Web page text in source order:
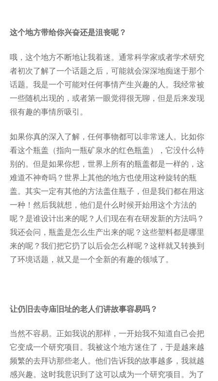
这个地方带给你兴奋还是沮丧呢？
哦，这个地方不断地让我着迷。通常科学家或者学术研究
者初次了解了一个话题之后，可能就会深深地痴迷于那个
话题。我是一个可能对任何事情产生兴趣的人。我经常被
一些随机出现的，或者第一眼觉得很无聊，但是后来发现
很有趣的事情所吸引。
如果你真的深入了解，任何事物都可以非常迷人。比如你
看这个瓶盖（指向一瓶矿泉水的红色瓶盖），它没什么特
别的。但是如果你想，世界上所有的瓶盖都是一样的，这
难道不神奇吗？世界上其他的地方也使用这种旋转的瓶
盖。其实一定有其他的方法盖住瓶子，但是我们都在用这
一种！然后我就想，他们是什么时候开始用这个方法的
呢？是谁设计出来的呢？人们现在有在研发新的方法吗？
我还会问，瓶盖是怎么生产出来的呢？这些塑料都是哪里
来的呢？我们把它扔了以后会怎么样呢？这样就又转换到
了环境话题，就又是一个全新的有趣的领域了。
让仍旧去寺庙旧址的老人们讲故事容易吗？
当然不容易。正如我说的那样，一开始我不知道自己会把
它变成一个研究项目。我被这个地方迷住了，于是越来越
频繁的去拜访那些老人。他们告诉我的故事越多，我就越
感兴趣。这时我意识到了这可以成为一个研究项目。为了